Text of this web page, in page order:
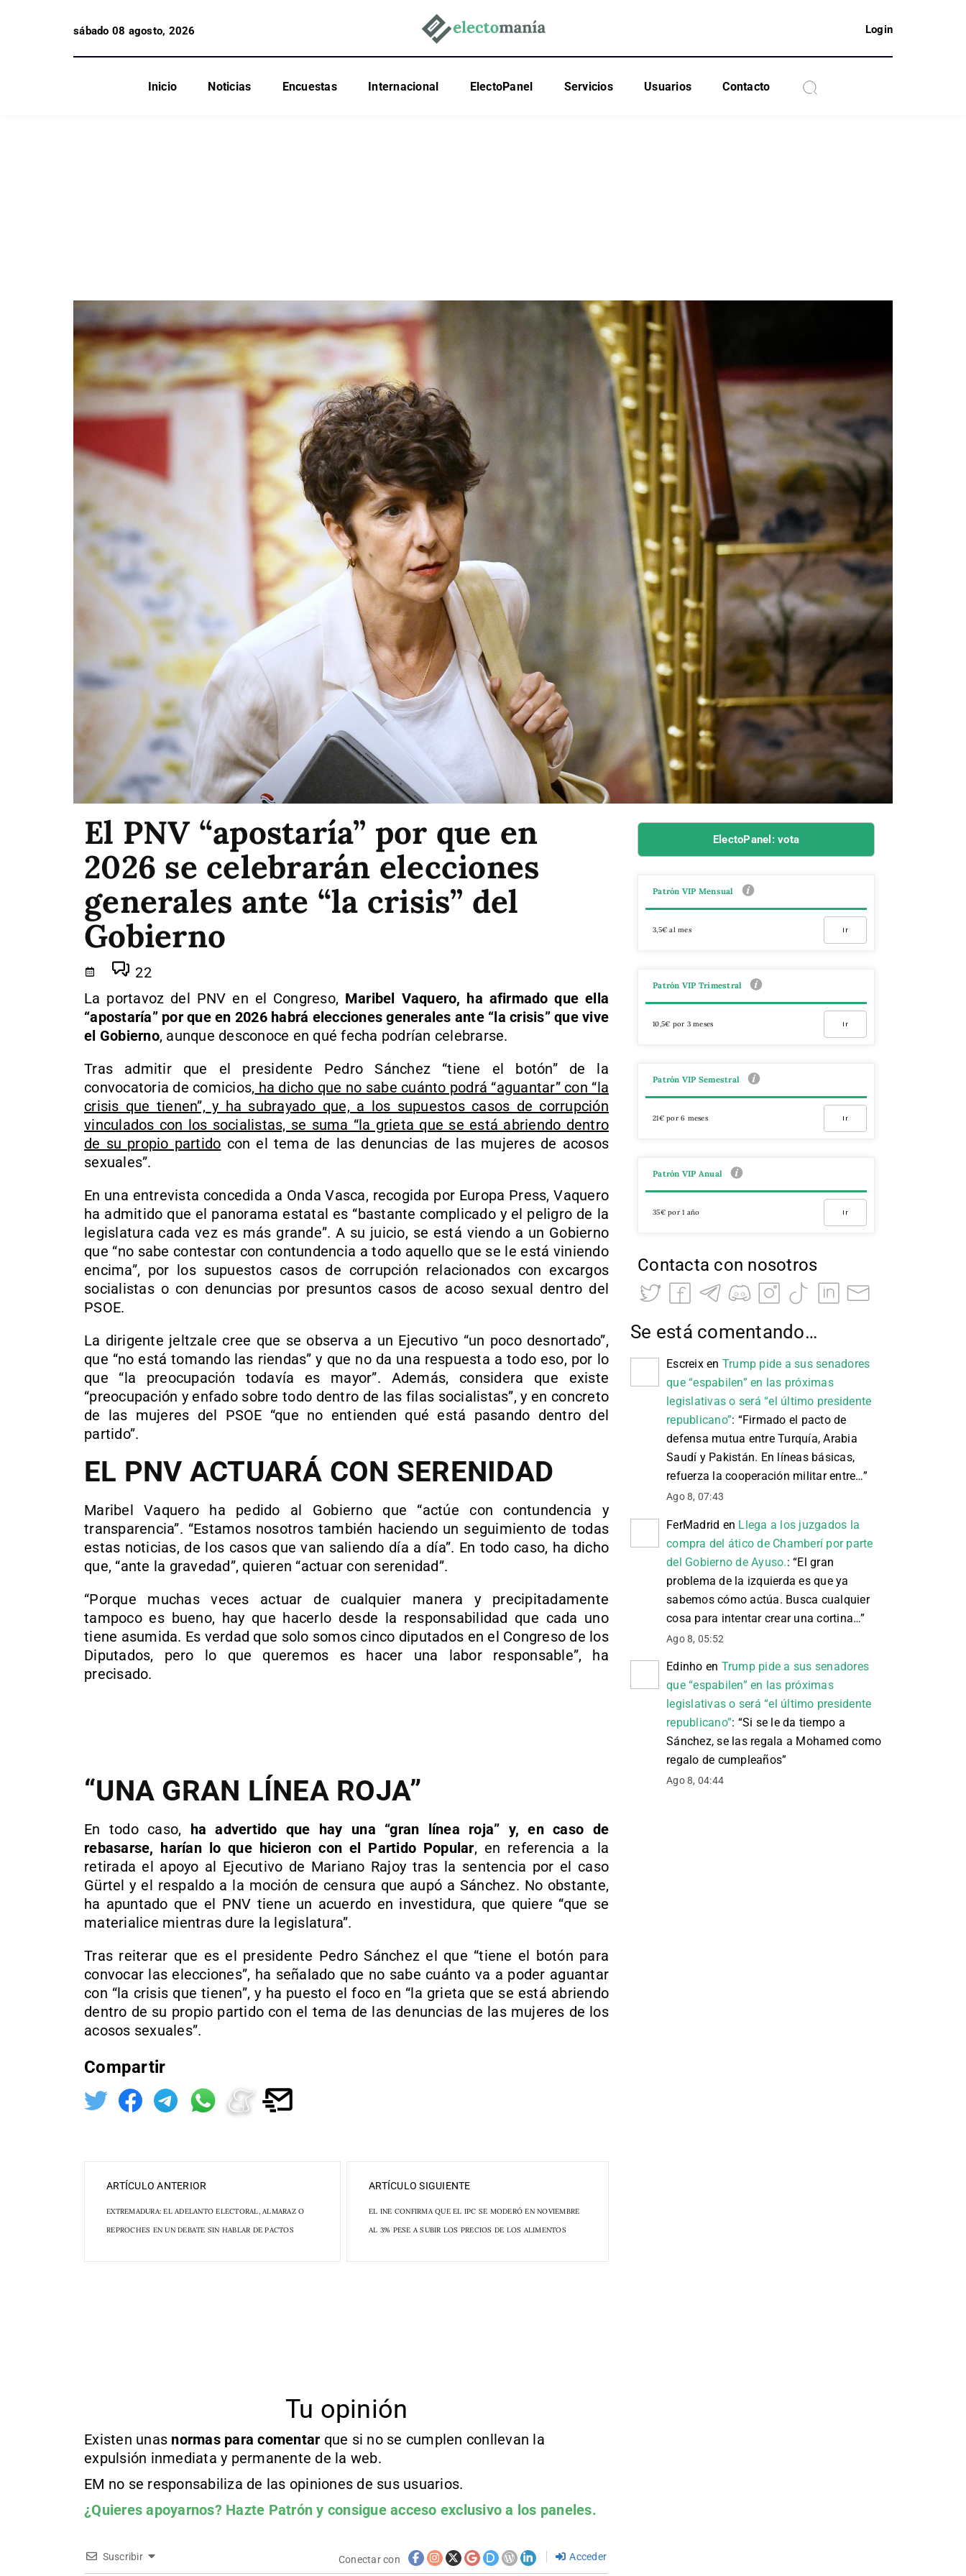
sábado 08 agosto, 2026 Login
Inicio Noticias Encuestas Internacional ElectoPanel Servicios Usuarios Contacto
El PNV “apostaría” por que en
2026 se celebrarán elecciones
generales ante “la crisis” del
Gobierno
22
La portavoz del PNV en el Congreso, Maribel Vaquero, ha afirmado que ella
“apostaría” por que en 2026 habrá elecciones generales ante “la crisis” que vive
el Gobierno, aunque desconoce en qué fecha podrían celebrarse.
Tras admitir que el presidente Pedro Sánchez “tiene el botón” de la
convocatoria de comicios, ha dicho que no sabe cuánto podrá “aguantar” con “la
crisis que tienen”, y ha subrayado que, a los supuestos casos de corrupción
vinculados con los socialistas, se suma “la grieta que se está abriendo dentro
de su propio partido con el tema de las denuncias de las mujeres de acosos
sexuales”.
En una entrevista concedida a Onda Vasca, recogida por Europa Press, Vaquero
ha admitido que el panorama estatal es “bastante complicado y el peligro de la
legislatura cada vez es más grande”. A su juicio, se está viendo a un Gobierno
que “no sabe contestar con contundencia a todo aquello que se le está viniendo
encima”, por los supuestos casos de corrupción relacionados con excargos
socialistas o con denuncias por presuntos casos de acoso sexual dentro del
PSOE.
La dirigente jeltzale cree que se observa a un Ejecutivo “un poco desnortado”,
que “no está tomando las riendas” y que no da una respuesta a todo eso, por lo
que “la preocupación todavía es mayor”. Además, considera que existe
“preocupación y enfado sobre todo dentro de las filas socialistas”, y en concreto
de las mujeres del PSOE “que no entienden qué está pasando dentro del
partido”.
EL PNV ACTUARÁ CON SERENIDAD
Maribel Vaquero ha pedido al Gobierno que “actúe con contundencia y
transparencia”. “Estamos nosotros también haciendo un seguimiento de todas
estas noticias, de los casos que van saliendo día a día”. En todo caso, ha dicho
que, “ante la gravedad”, quieren “actuar con serenidad”.
“Porque muchas veces actuar de cualquier manera y precipitadamente
tampoco es bueno, hay que hacerlo desde la responsabilidad que cada uno
tiene asumida. Es verdad que solo somos cinco diputados en el Congreso de los
Diputados, pero lo que queremos es hacer una labor responsable”, ha
precisado.
“UNA GRAN LÍNEA ROJA”
En todo caso, ha advertido que hay una “gran línea roja” y, en caso de
rebasarse, harían lo que hicieron con el Partido Popular, en referencia a la
retirada el apoyo al Ejecutivo de Mariano Rajoy tras la sentencia por el caso
Gürtel y el respaldo a la moción de censura que aupó a Sánchez. No obstante,
ha apuntado que el PNV tiene un acuerdo en investidura, que quiere “que se
materialice mientras dure la legislatura”.
Tras reiterar que es el presidente Pedro Sánchez el que “tiene el botón para
convocar las elecciones”, ha señalado que no sabe cuánto va a poder aguantar
con “la crisis que tienen”, y ha puesto el foco en “la grieta que se está abriendo
dentro de su propio partido con el tema de las denuncias de las mujeres de los
acosos sexuales”.
Compartir
ARTÍCULO ANTERIOR
EXTREMADURA: EL ADELANTO ELECTORAL, ALMARAZ O
REPROCHES EN UN DEBATE SIN HABLAR DE PACTOS
ARTÍCULO SIGUIENTE
EL INE CONFIRMA QUE EL IPC SE MODERÓ EN NOVIEMBRE
AL 3% PESE A SUBIR LOS PRECIOS DE LOS ALIMENTOS
Tu opinión
Existen unas normas para comentar que si no se cumplen conllevan la
expulsión inmediata y permanente de la web.
EM no se responsabiliza de las opiniones de sus usuarios.
¿Quieres apoyarnos? Hazte Patrón y consigue acceso exclusivo a los paneles.
Suscribir Conectar con Acceder
ElectoPanel: vota
Patrón VIP Mensual
3,5€ al mes Ir
Patrón VIP Trimestral
10,5€ por 3 meses Ir
Patrón VIP Semestral
21€ por 6 meses Ir
Patrón VIP Anual
35€ por 1 año Ir
Contacta con nosotros
Se está comentando…
Escreixen Trump pide a sus senadores
que “espabilen” en las próximas
legislativas o será “el último presidente
republicano”: “Firmado el pacto de
defensa mutua entre Turquía, Arabia
Saudí y Pakistán. En líneas básicas,
refuerza la cooperación militar entre…”
Ago 8, 07:43
FerMadrid en Llega a los juzgados la
compra del ático de Chamberí por parte
del Gobierno de Ayuso.: “El gran
problema de la izquierda es que ya
sabemos cómo actúa. Busca cualquier
cosa para intentar crear una cortina…”
Ago 8, 05:52
Edinho en Trump pide a sus senadores
que “espabilen” en las próximas
legislativas o será “el último presidente
republicano”: “Si se le da tiempo a
Sánchez, se las regala a Mohamed como
regalo de cumpleaños”
Ago 8, 04:44